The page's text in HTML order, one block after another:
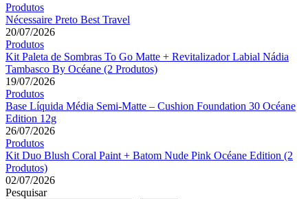
Produtos
Nécessaire Preto Best Travel
20/07/2026
Produtos
Kit Paleta de Sombras To Go Matte + Revitalizador Labial Nádia
Tambasco By Océane (2 Produtos)
19/07/2026
Produtos
Base Líquida Média Semi-Matte – Cushion Foundation 30 Océane
Edition 12g
26/07/2026
Produtos
Kit Duo Blush Coral Paint + Batom Nude Pink Océane Edition (2
Produtos)
02/07/2026
Pesquisar